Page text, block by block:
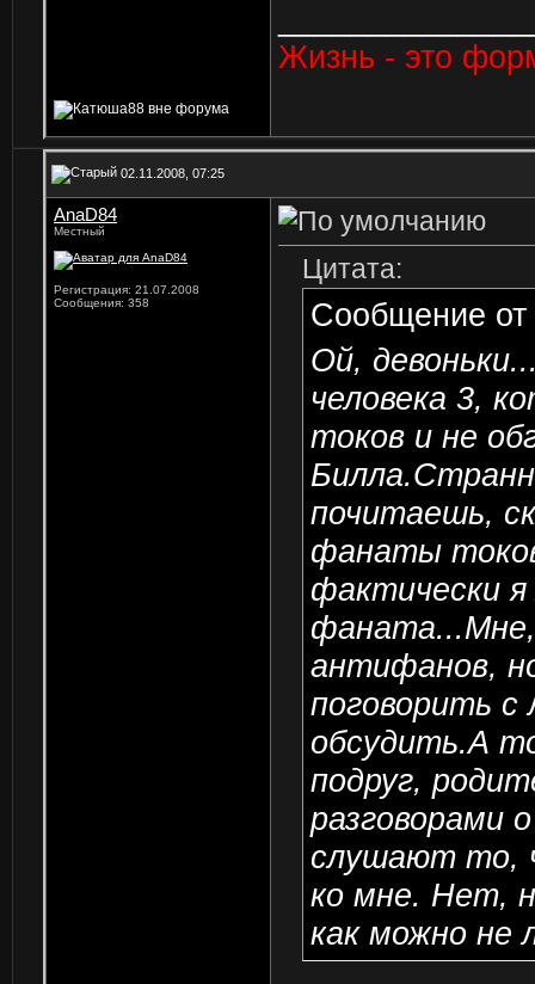
Жизнь - это
02.11.2008, 07:25
AnaD84
Местный
Регистрация: 21.07.2008
Сообщения: 358
Цитата:
Сообщение от
Ой,
человека 3,
токов и не
почитаешь,
фанаты
фактически я
фаната...Мне,
антифанов,
поговорить
обсудить.А
подруг,
разговорами
слушают то,
ко мне. Нет,
как можно не